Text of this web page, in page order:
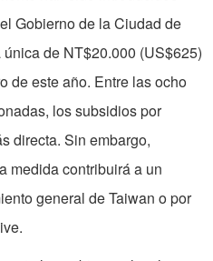
Gobierno de la Ciudad de
de NT$20.000 (US$625)
de este año. Entre las ocho
los subsidios por
directa. Sin embargo,
medida contribuirá a un
general de Taiwan o por